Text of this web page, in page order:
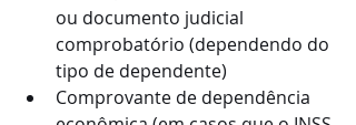
ou documento judicial
comprobatório (dependendo do
tipo de dependente)
Comprovante de dependência